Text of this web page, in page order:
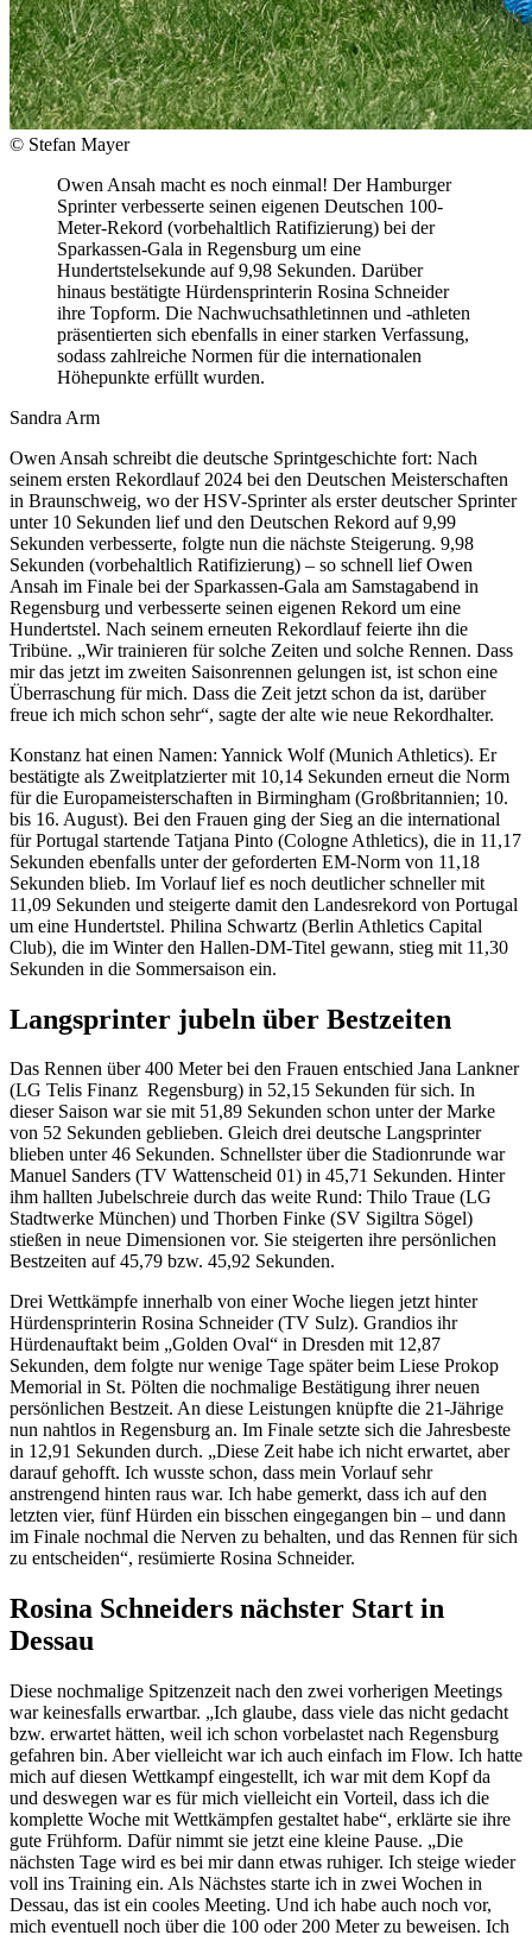
© Stefan Mayer
Owen Ansah macht es noch einmal! Der Hamburger
Sprinter verbesserte seinen eigenen Deutschen 100-
Meter-Rekord (vorbehaltlich Ratifizierung) bei der
Sparkassen-Gala in Regensburg um eine
Hundertstelsekunde auf 9,98 Sekunden. Darüber
hinaus bestätigte Hürdensprinterin Rosina Schneider
ihre Topform. Die Nachwuchsathletinnen und -athleten
präsentierten sich ebenfalls in einer starken Verfassung,
sodass zahlreiche Normen für die internationalen
Höhepunkte erfüllt wurden.
Sandra Arm
Owen Ansah schreibt die deutsche Sprintgeschichte fort: Nach
seinem ersten Rekordlauf 2024 bei den Deutschen Meisterschaften
in Braunschweig, wo der HSV-Sprinter als erster deutscher Sprinter
unter 10 Sekunden lief und den Deutschen Rekord auf 9,99
Sekunden verbesserte, folgte nun die nächste Steigerung. 9,98
Sekunden (vorbehaltlich Ratifizierung) – so schnell lief Owen
Ansah im Finale bei der Sparkassen-Gala am Samstagabend in
Regensburg und verbesserte seinen eigenen Rekord um eine
Hundertstel. Nach seinem erneuten Rekordlauf feierte ihn die
Tribüne. „Wir trainieren für solche Zeiten und solche Rennen. Dass
mir das jetzt im zweiten Saisonrennen gelungen ist, ist schon eine
Überraschung für mich. Dass die Zeit jetzt schon da ist, darüber
freue ich mich schon sehr“, sagte der alte wie neue Rekordhalter.
Konstanz hat einen Namen: Yannick Wolf (Munich Athletics). Er
bestätigte als Zweitplatzierter mit 10,14 Sekunden erneut die Norm
für die Europameisterschaften in Birmingham (Großbritannien; 10.
bis 16. August). Bei den Frauen ging der Sieg an die international
für Portugal startende Tatjana Pinto (Cologne Athletics), die in 11,17
Sekunden ebenfalls unter der geforderten EM-Norm von 11,18
Sekunden blieb. Im Vorlauf lief es noch deutlicher schneller mit
11,09 Sekunden und steigerte damit den Landesrekord von Portugal
um eine Hundertstel. Philina Schwartz (Berlin Athletics Capital
Club), die im Winter den Hallen-DM-Titel gewann, stieg mit 11,30
Sekunden in die Sommersaison ein.
Langsprinter jubeln über Bestzeiten
Das Rennen über 400 Meter bei den Frauen entschied Jana Lankner
(LG Telis Finanz Regensburg) in 52,15 Sekunden für sich. In
dieser Saison war sie mit 51,89 Sekunden schon unter der Marke
von 52 Sekunden geblieben. Gleich drei deutsche Langsprinter
blieben unter 46 Sekunden. Schnellster über die Stadionrunde war
Manuel Sanders (TV Wattenscheid 01) in 45,71 Sekunden. Hinter
ihm hallten Jubelschreie durch das weite Rund: Thilo Traue (LG
Stadtwerke München) und Thorben Finke (SV Sigiltra Sögel)
stießen in neue Dimensionen vor. Sie steigerten ihre persönlichen
Bestzeiten auf 45,79 bzw. 45,92 Sekunden.
Drei Wettkämpfe innerhalb von einer Woche liegen jetzt hinter
Hürdensprinterin Rosina Schneider (TV Sulz). Grandios ihr
Hürdenauftakt beim „Golden Oval“ in Dresden mit 12,87
Sekunden, dem folgte nur wenige Tage später beim Liese Prokop
Memorial in St. Pölten die nochmalige Bestätigung ihrer neuen
persönlichen Bestzeit. An diese Leistungen knüpfte die 21-Jährige
nun nahtlos in Regensburg an. Im Finale setzte sich die Jahresbeste
in 12,91 Sekunden durch. „Diese Zeit habe ich nicht erwartet, aber
darauf gehofft. Ich wusste schon, dass mein Vorlauf sehr
anstrengend hinten raus war. Ich habe gemerkt, dass ich auf den
letzten vier, fünf Hürden ein bisschen eingegangen bin – und dann
im Finale nochmal die Nerven zu behalten, und das Rennen für sich
zu entscheiden“, resümierte Rosina Schneider.
Rosina Schneiders nächster Start in
Dessau
Diese nochmalige Spitzenzeit nach den zwei vorherigen Meetings
war keinesfalls erwartbar. „Ich glaube, dass viele das nicht gedacht
bzw. erwartet hätten, weil ich schon vorbelastet nach Regensburg
gefahren bin. Aber vielleicht war ich auch einfach im Flow. Ich hatte
mich auf diesen Wettkampf eingestellt, ich war mit dem Kopf da
und deswegen war es für mich vielleicht ein Vorteil, dass ich die
komplette Woche mit Wettkämpfen gestaltet habe“, erklärte sie ihre
gute Frühform. Dafür nimmt sie jetzt eine kleine Pause. „Die
nächsten Tage wird es bei mir dann etwas ruhiger. Ich steige wieder
voll ins Training ein. Als Nächstes starte ich in zwei Wochen in
Dessau, das ist ein cooles Meeting. Und ich habe auch noch vor,
mich eventuell noch über die 100 oder 200 Meter zu beweisen. Ich